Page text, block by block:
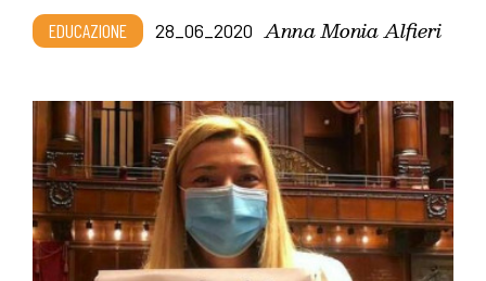
EDUCAZIONE 28_06_2020 Anna Monia Alfieri